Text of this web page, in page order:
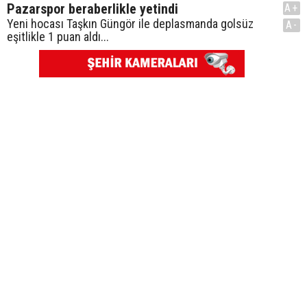
Pazarspor beraberlikle yetindi
Yeni hocası Taşkın Güngör ile deplasmanda golsüz
eşitlikle 1 puan aldı...
A+
A-